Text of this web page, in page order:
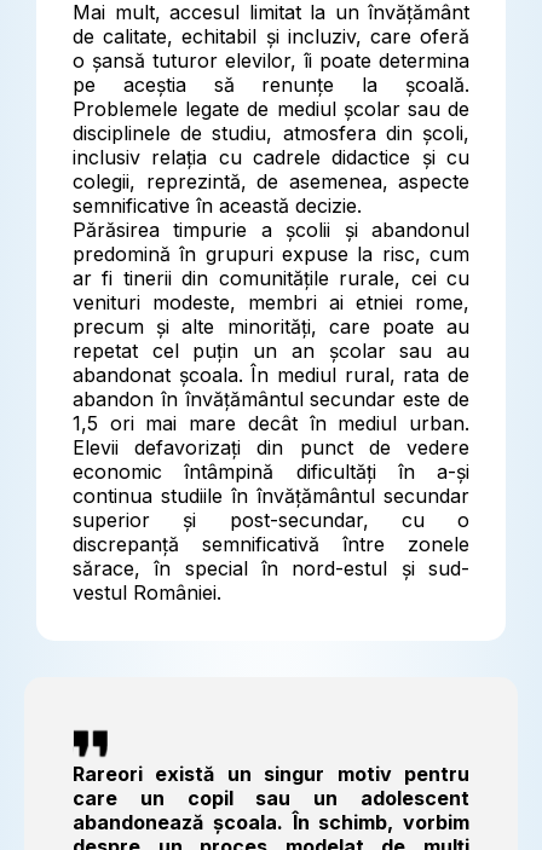
Mai mult, accesul limitat la un învățământ
de calitate, echitabil și incluziv, care oferă
o șansă tuturor elevilor, îi poate determina
pe aceștia să renunțe la școală.
Problemele legate de mediul școlar sau de
disciplinele de studiu, atmosfera din școli,
inclusiv relația cu cadrele didactice și cu
colegii, reprezintă, de asemenea, aspecte
semnificative în această decizie.
Părăsirea timpurie a școlii și abandonul
predomină în grupuri expuse la risc, cum
ar fi tinerii din comunitățile rurale, cei cu
venituri modeste, membri ai etniei rome,
precum și alte minorități, care poate au
repetat cel puțin un an școlar sau au
abandonat școala. În mediul rural, rata de
abandon în învățământul secundar este de
1,5 ori mai mare decât în mediul urban.
Elevii defavorizați din punct de vedere
economic întâmpină dificultăți în a-și
continua studiile în învățământul secundar
superior și post-secundar, cu o
discrepanță semnificativă între zonele
sărace, în special în nord-estul și sud-
vestul României.
Rareori există un singur motiv pentru
care un copil sau un adolescent
abandonează școala. În schimb, vorbim